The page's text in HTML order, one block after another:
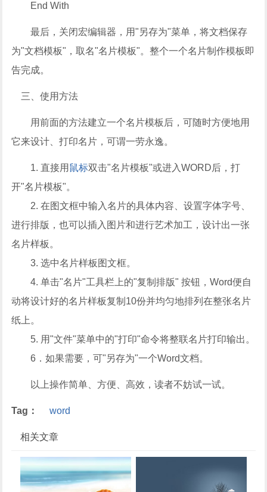
End With
最后，关闭宏编辑器，用"另存为"菜单，将文档保存
为"文档模板"，取名"名片模板"。整个一个名片制作模板即
告完成。
三、使用方法
用前面的方法建立一个名片模板后，可随时方便地用
它来设计、打印名片，可谓一劳永逸。
1. 直接用 鼠标双击"名片模板"或进入WORD后，打
开"名片模板"。
2. 在图文框中输入名片的具体内容、设置字体字号、
进行排版，也可以插入图片和进行艺术加工，设计出一张
名片样板。
3. 选中名片样板图文框。
4. 单击"名片"工具栏上的"复制排版" 按钮，Word便自
动将设计好的名片样板复制10份并均匀地排列在整张名片
纸上。
5. 用"文件"菜单中的"打印"命令将整联名片打印输出。
6．如果需要，可"另存为"一个Word文档。
以上操作简单、方便、高效，读者不妨试一试。
Tag： word
相关文章